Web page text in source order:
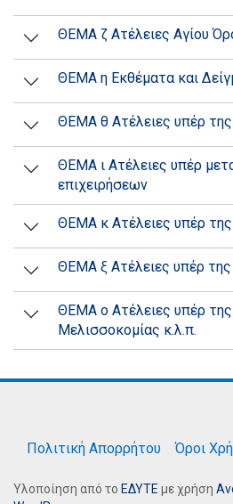
ΘΕΜΑ ζ Ατέλειες Αγίου
ΘΕΜΑ η Εκθέματα και
ΘΕΜΑ θ Ατέλειες υπέρ της
ΘΕΜΑ ι Ατέλειες υπέρ
επιχειρήσεων
ΘΕΜΑ κ Ατέλειες υπέρ
ΘΕΜΑ ξ Ατέλειες υπέρ της
ΘΕΜΑ ο Ατέλειες υπέρ
Μελισσοκομίας κ.λ.π.
Πολιτική Απορρήτου Όροι
Υλοποίηση από το ΕΔΥΤΕ με χρήση